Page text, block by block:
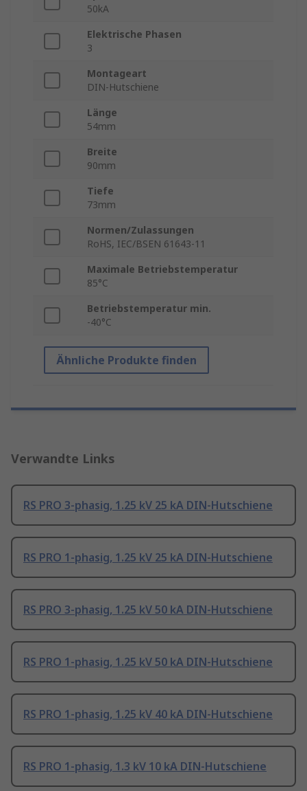
50kA
Elektrische Phasen
3
Montageart
DIN-Hutschiene
Länge
54mm
Breite
90mm
Tiefe
73mm
Normen/Zulassungen
RoHS, IEC/BSEN 61643-11
Maximale Betriebstemperatur
85°C
Betriebstemperatur min.
-40°C
Ähnliche Produkte finden
Verwandte Links
RS PRO 3-phasig, 1.25 kV 25 kA DIN-Hutschiene
RS PRO 1-phasig, 1.25 kV 25 kA DIN-Hutschiene
RS PRO 3-phasig, 1.25 kV 50 kA DIN-Hutschiene
RS PRO 1-phasig, 1.25 kV 50 kA DIN-Hutschiene
RS PRO 1-phasig, 1.25 kV 40 kA DIN-Hutschiene
RS PRO 1-phasig, 1.3 kV 10 kA DIN-Hutschiene